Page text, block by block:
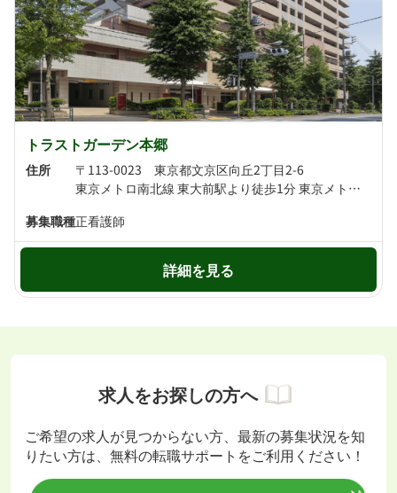
トラストガーデン本郷
住所
〒113-0023 東京都文京区向丘2丁目2-6
東京メトロ南北線 東大前駅より徒歩1分 東京メトロ千代田線 根津駅より徒歩8分
募集職種正看護師
詳細を見る
求人をお探しの方へ
ご希望の求人が見つからない方、最新の募集状況を知
りたい方は、無料の転職サポートをご利用ください！